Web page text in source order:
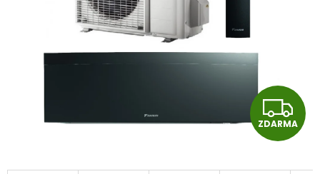
Z
D
A
ZDARMA